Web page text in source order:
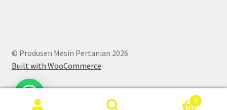
© Produsen Mesin Pertanian 2026
Built with WooCommerce.
0